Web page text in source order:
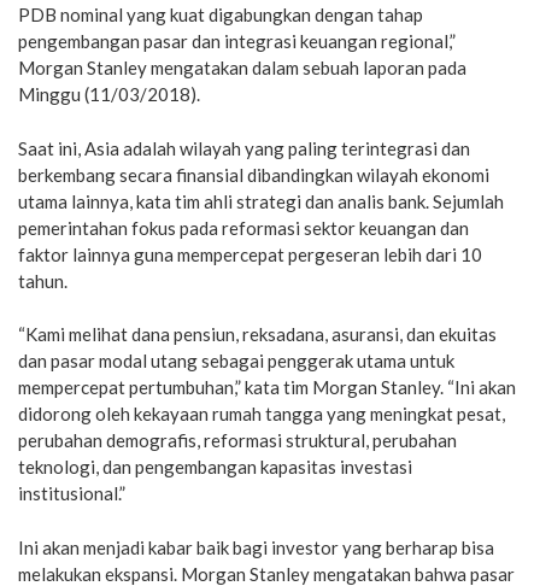
PDB nominal yang kuat digabungkan dengan tahap
pengembangan pasar dan integrasi keuangan regional,”
Morgan Stanley mengatakan dalam sebuah laporan pada
Minggu (11/03/2018).
Saat ini, Asia adalah wilayah yang paling terintegrasi dan
berkembang secara finansial dibandingkan wilayah ekonomi
utama lainnya, kata tim ahli strategi dan analis bank. Sejumlah
pemerintahan fokus pada reformasi sektor keuangan dan
faktor lainnya guna mempercepat pergeseran lebih dari 10
tahun.
“Kami melihat dana pensiun, reksadana, asuransi, dan ekuitas
dan pasar modal utang sebagai penggerak utama untuk
mempercepat pertumbuhan,” kata tim Morgan Stanley. “Ini akan
didorong oleh kekayaan rumah tangga yang meningkat pesat,
perubahan demografis, reformasi struktural, perubahan
teknologi, dan pengembangan kapasitas investasi
institusional.”
Ini akan menjadi kabar baik bagi investor yang berharap bisa
melakukan ekspansi. Morgan Stanley mengatakan bahwa pasar